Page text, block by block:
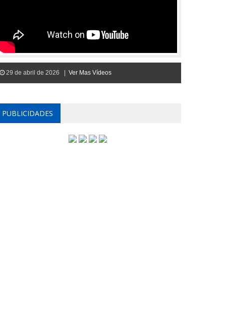
29 de abril de 2026 | Ver Mas Vídeos
PUBLICIDADES